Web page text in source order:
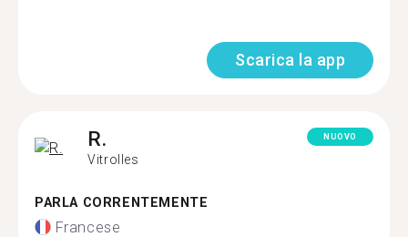
Scarica la app
R.
Vitrolles
NUOVO
PARLA CORRENTEMENTE
Francese